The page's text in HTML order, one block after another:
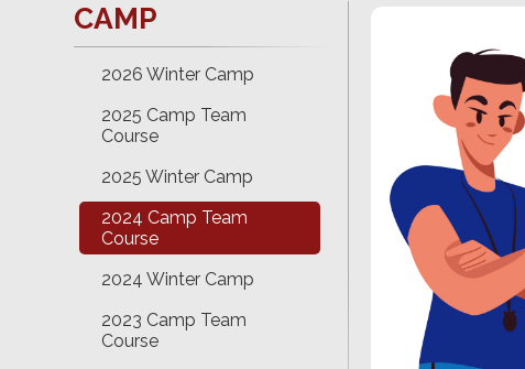
CAMP
2026 Winter Camp
2025 Camp Team
Course
2025 Winter Camp
2024 Camp Team
Course
2024 Winter Camp
2023 Camp Team
Course